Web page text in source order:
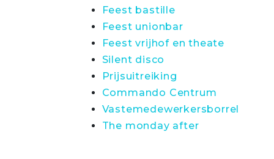
Feest bastille
Feest unionbar
Feest vrijhof en theate
Silent disco
Prijsuitreiking
Commando Centrum
Vastemedewerkersborrel
The monday after